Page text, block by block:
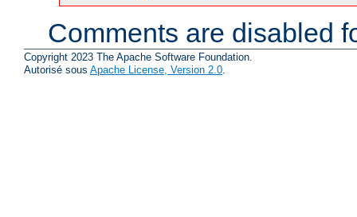
Comments are disabled
Copyright 2023 The Apache Software Foundation.
Autorisé sous Apache License, Version 2.0.